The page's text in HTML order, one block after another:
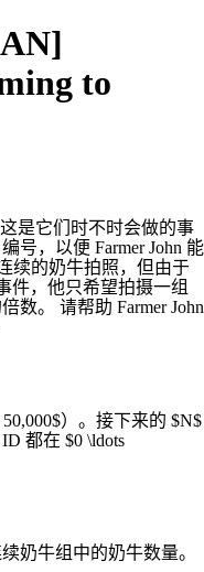
to
是它们时不时会做的事
号，以便 Farmer John 能
续的奶牛拍照，但由于
件，他只希望拍摄一组
数。 请帮助 Farmer John
）。接下来的 $N$
都在 $0 \ldots
奶牛组中的奶牛数量。